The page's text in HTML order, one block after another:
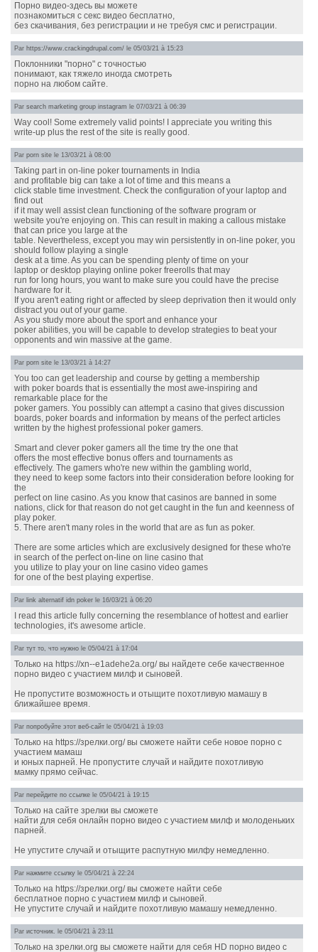
Порно видео-здесь вы можете
познакомиться с секс видео бесплатно,
без скачивания, без регистрации и не требуя смс и регистрации.
Par https://www.crackingdrupal.com/ le 05/03/21 à 15:23
Поклонники "порно" с точностью
понимают, как тяжело иногда смотреть
порно на любом сайте.
Par search marketing group instagram le 07/03/21 à 06:39
Way cool! Some extremely valid points! I appreciate you writing this
write-up plus the rest of the site is really good.
Par porn site le 13/03/21 à 08:00
Taking part in on-line poker tournaments in India
and profitable big can take a lot of time and this means a
click stable time investment. Check the configuration of your laptop and
find out
if it may well assist clean functioning of the software program or
website you're enjoying on. This can result in making a callous mistake
that can price you large at the
table. Nevertheless, except you may win persistently in on-line poker, you
should follow playing a single
desk at a time. As you can be spending plenty of time on your
laptop or desktop playing online poker freerolls that may
run for long hours, you want to make sure you could have the precise
hardware for it.
If you aren't eating right or affected by sleep deprivation then it would only
distract you out of your game.
As you study more about the sport and enhance your
poker abilities, you will be capable to develop strategies to beat your
opponents and win massive at the game.
Par porn site le 13/03/21 à 14:27
You too can get leadership and course by getting a membership
with poker boards that is essentially the most awe-inspiring and
remarkable place for the
poker gamers. You possibly can attempt a casino that gives discussion
boards, poker boards and information by means of the perfect articles
written by the highest professional poker gamers.
Smart and clever poker gamers all the time try the one that
offers the most effective bonus offers and tournaments as
effectively. The gamers who're new within the gambling world,
they need to keep some factors into their consideration before looking for
the
perfect on line casino. As you know that casinos are banned in some
nations, click for that reason do not get caught in the fun and keenness of
play poker.
5. There aren't many roles in the world that are as fun as poker.
There are some articles which are exclusively designed for these who're
in search of the perfect on-line on line casino that
you utilize to play your on line casino video games
for one of the best playing expertise.
Par link alternatif idn poker le 16/03/21 à 06:20
I read this article fully concerning the resemblance of hottest and earlier
technologies, it's awesome article.
Par тут то, что нужно le 05/04/21 à 17:04
Только на https://xn--e1adehe2a.org/ вы найдете себе качественное
порно видео с участием милф и сыновей.
Не пропустите возможность и отыщите похотливую мамашу в
ближайшее время.
Par попробуйте этот веб-сайт le 05/04/21 à 19:03
Только на https://зрелки.org/ вы сможете найти себе новое порно с
участием мамаш
и юных парней. Не пропустите случай и найдите похотливую
мамку прямо сейчас.
Par перейдите по ссылке le 05/04/21 à 19:15
Только на сайте зрелки вы сможете
найти для себя онлайн порно видео с участием милф и молоденьких
парней.
Не упустите случай и отыщите распутную милфу немедленно.
Par нажмите ссылку le 05/04/21 à 22:24
Только на https://зрелки.org/ вы сможете найти себе
бесплатное порно с участием милф и сыновей.
Не упустите случай и найдите похотливую мамашу немедленно.
Par источник. le 05/04/21 à 23:11
Только на зрелки.org вы сможете найти для себя HD порно видео с